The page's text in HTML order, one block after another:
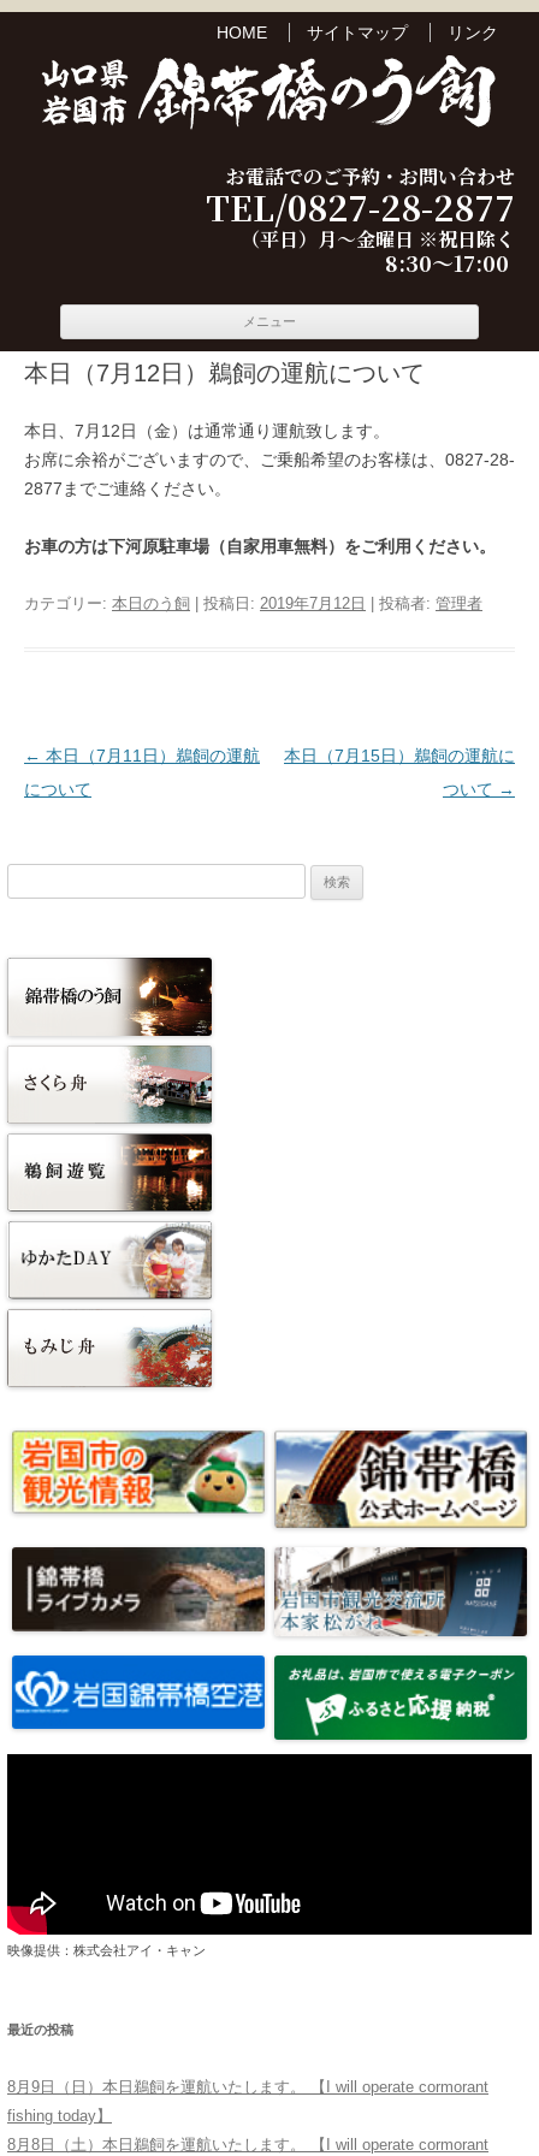
HOME サイトマップ リンク
お電話でのご予約・お問い合わせ
TEL/0827-28-2877
（平日）月～金曜日 ※祝日除く
8:30～17:00
メニュー
本日（7月12日）鵜飼の運航について
本日、7月12日（金）は通常通り運航致します。
お席に余裕がございますので、ご乗船希望のお客様は、0827-28-
2877までご連絡ください。
お車の方は下河原駐車場（自家用車無料）をご利用ください。
カテゴリー: 本日のう飼 | 投稿日: 2019年7月12日 投稿者: 管理者
投稿ナビゲーション
← 本日（7月11日）鵜飼の運航
について
本日（7月15日）鵜飼の運航に
ついて →
映像提供：株式会社アイ・キャン
最近の投稿
8月9日（日）本日鵜飼を運航いたします。 【I will operate cormorant
fishing today】
8月8日（土）本日鵜飼を運航いたします。 【I will operate cormorant